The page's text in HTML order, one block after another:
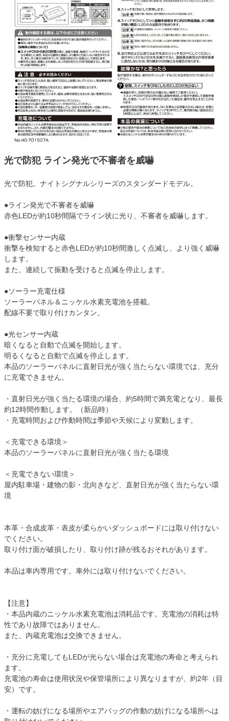
光で防犯 ライン発光で不審者を威嚇
光で防犯。ナイトシグナルシリーズのスタンダードモデル。
●ライン発光で不審者を威嚇
赤色LEDが約10秒間隔でライン状に光り、不審者を威嚇します。
●衝撃センサー内蔵
衝撃を検知すると赤色LEDが約10秒間激しく点滅し、より強く威嚇
します。
また、連続して振動を受けると点滅を停止します。
●ソーラー充電仕様
ソーラーパネル＆ニッケル水素充電池を搭載。
配線不要で取り付けカンタン。
●光センサー内蔵
暗くなると自動で点滅を開始します。
明るくなると自動で点滅を停止します。
本品のソーラーパネルに直射日光が強く当たらない環境では、充分
に充電できません。
・直射日光が強く当たる環境の場合、約5時間で満充電となり、最長
約12時間作動します。（新品時）
・充電時間および作動時間は季節や天候により変動します。
＜充電できる環境＞
本品のソーラーパネルに直射日光が強く当たる環境
＜充電できない環境＞
屋内駐車場・建物の影・北向きなど、直射日光が強く当たらない環
境
本革・合成皮革・表皮が柔らかいダッシュボードには取り付けない
でください。
取り付け面が破損したり、取り付け跡が残るおそれがあります。
本品は車内専用です。車外には取り付けないでください。
【注意】
・本品内蔵のニッケル水素充電池は消耗品です。充電池の消耗は特
性であり故障ではありません。
また、内蔵充電池は交換できません。
・充分に充電してもLEDが光らない場合は充電池の寿命と考えられ
ます。
充電池の寿命は使用状況や保管場所により異なりますが、約2年（目
安）です。
・運転の妨げになる場所やエアバッグの作動の妨げになる場所へは